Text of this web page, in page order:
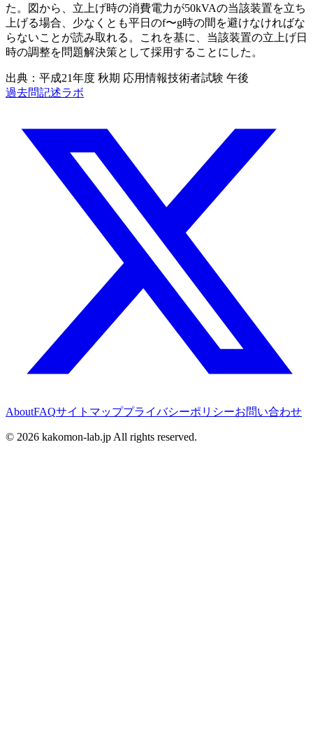
た。図から、立上げ時の消費電力が50kVAの当該装置を立ち
上げる場合、少なくとも平日のf〜g時の間を避けなければな
らないことが読み取れる。これを基に、当該装置の立上げ日
時の調整を問題解決策として採用することにした。
出典：平成21年度 秋期 応用情報技術者試験 午後
過去問記述ラボ
AboutFAQサイトマッププライバシーポリシーお問い合わせ
© 2026 kakomon-lab.jp All rights reserved.